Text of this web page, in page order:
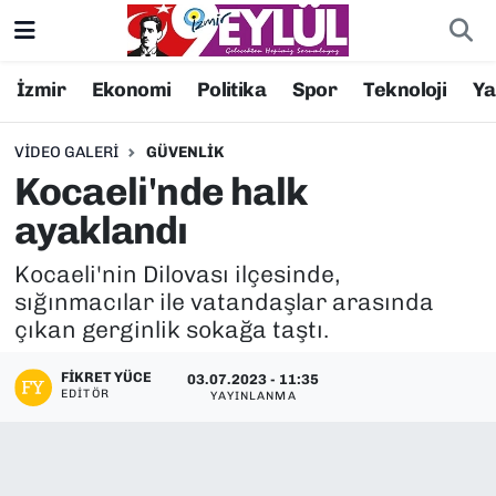
İzmir Ekonomi Politika Spor Teknoloji
VIDEO GALERI GÜVENLIK
Kocaeli'nde halk
ayaklandı
Kocaeli'nin Dilovası ilçesinde,
sığınmacılar ile vatandaşlar arasında
çıkan gerginlik sokağa taştı.
FIKRET YÜCE
EDITÖR
03.07.2023 - 11:35
YAYINLANMA
Resmi İlanlar
BİLİM
DÜNYA
EKONOMİ
KÜLTÜR SANAT
Konak Nöbetçi Eczaneler
Konak Hava Durumu
Konak Trafik Yoğunluk Haritası
Tüm Manşetler
Son Dakika Haberleri